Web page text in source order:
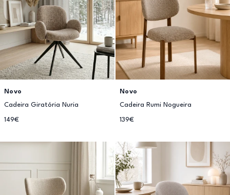
Novo
Cadeira Giratória Nuria
149€
Novo
Cadeira Rumi Nogueira
139€